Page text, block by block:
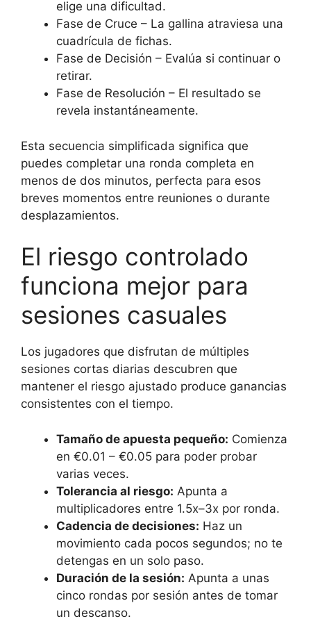
elige una dificultad.
Fase de Cruce – La gallina atraviesa una
cuadrícula de fichas.
Fase de Decisión – Evalúa si continuar o
retirar.
Fase de Resolución – El resultado se
revela instantáneamente.
Esta secuencia simplificada significa que
puedes completar una ronda completa en
menos de dos minutos, perfecta para esos
breves momentos entre reuniones o durante
desplazamientos.
El riesgo controlado
funciona mejor para
sesiones casuales
Los jugadores que disfrutan de múltiples
sesiones cortas diarias descubren que
mantener el riesgo ajustado produce ganancias
consistentes con el tiempo.
Tamaño de apuesta pequeño: Comienza
en €0.01 – €0.05 para poder probar
varias veces.
Tolerancia al riesgo: Apunta a
multiplicadores entre 1.5x–3x por ronda.
Cadencia de decisiones: Haz un
movimiento cada pocos segundos; no te
detengas en un solo paso.
Duración de la sesión: Apunta a unas
cinco rondas por sesión antes de tomar
un descanso.